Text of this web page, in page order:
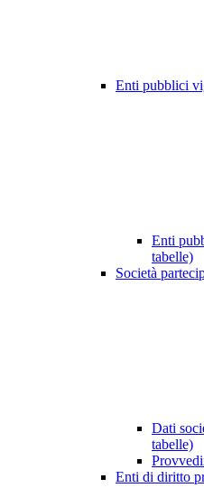
Enti pubblici
Enti
tabelle)
Società
Dati
tabelle)
Enti di diritto